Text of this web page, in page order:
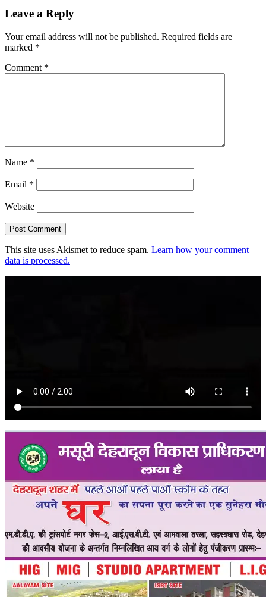
Leave a Reply
Your email address will not be published. Required fields are
marked *
Comment *
Name *
Email *
Website
This site uses Akismet to reduce spam. Learn how your comment
data is processed.